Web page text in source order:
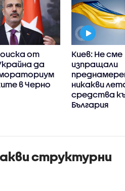
от
да
в Черно
Киев: Не сме
изпращали
никакви
средства
България
структурни